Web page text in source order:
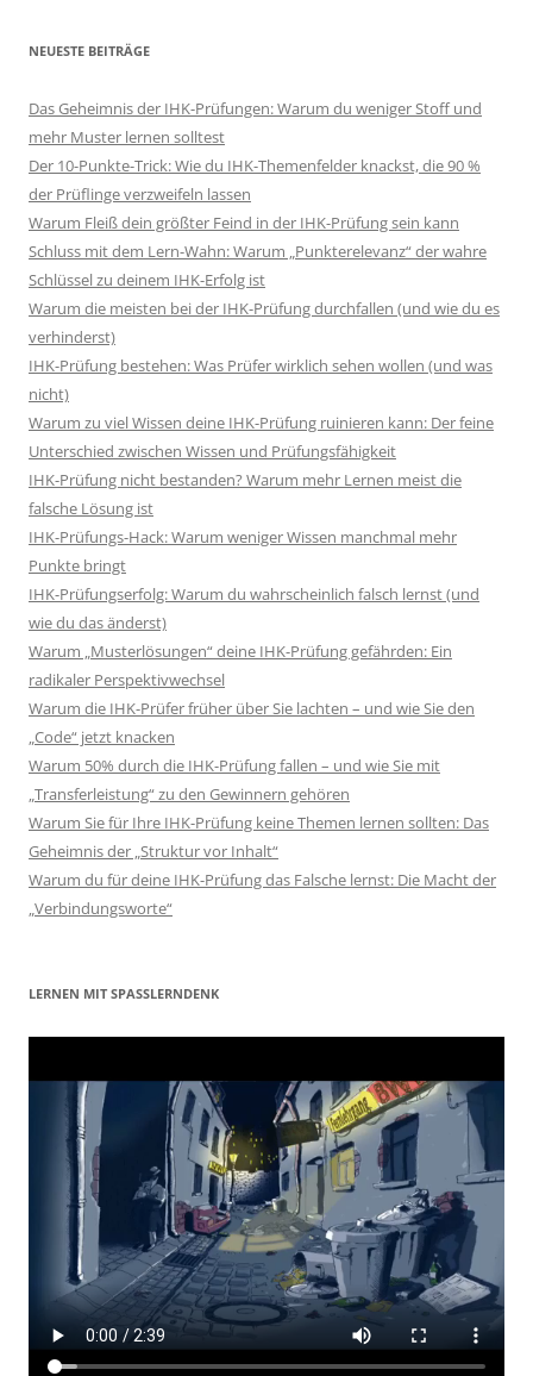
NEUESTE BEITRÄGE
Das Geheimnis der IHK-Prüfungen: Warum du weniger Stoff und
mehr Muster lernen solltest
Der 10-Punkte-Trick: Wie du IHK-Themenfelder knackst, die 90 %
der Prüflinge verzweifeln lassen
Warum Fleiß dein größter Feind in der IHK-Prüfung sein kann
Schluss mit dem Lern-Wahn: Warum „Punkterelevanz“ der wahre
Schlüssel zu deinem IHK-Erfolg ist
Warum die meisten bei der IHK-Prüfung durchfallen (und wie du es
verhinderst)
IHK-Prüfung bestehen: Was Prüfer wirklich sehen wollen (und was
nicht)
Warum zu viel Wissen deine IHK-Prüfung ruinieren kann: Der feine
Unterschied zwischen Wissen und Prüfungsfähigkeit
IHK-Prüfung nicht bestanden? Warum mehr Lernen meist die
falsche Lösung ist
IHK-Prüfungs-Hack: Warum weniger Wissen manchmal mehr
Punkte bringt
IHK-Prüfungserfolg: Warum du wahrscheinlich falsch lernst (und
wie du das änderst)
Warum „Musterlösungen“ deine IHK-Prüfung gefährden: Ein
radikaler Perspektivwechsel
Warum die IHK-Prüfer früher über Sie lachten – und wie Sie den
„Code“ jetzt knacken
Warum 50% durch die IHK-Prüfung fallen – und wie Sie mit
„Transferleistung“ zu den Gewinnern gehören
Warum Sie für Ihre IHK-Prüfung keine Themen lernen sollten: Das
Geheimnis der „Struktur vor Inhalt“
Warum du für deine IHK-Prüfung das Falsche lernst: Die Macht der
„Verbindungsworte“
LERNEN MIT SPASSLERNDENK